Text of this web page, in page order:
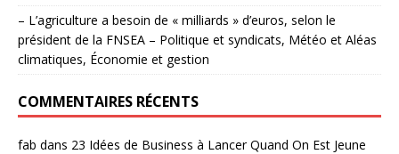
– L’agriculture a besoin de « milliards » d’euros, selon le
président de la FNSEA – Politique et syndicats, Météo et Aléas
climatiques, Économie et gestion
COMMENTAIRES RÉCENTS
fab dans 23 Idées de Business à Lancer Quand On Est Jeune